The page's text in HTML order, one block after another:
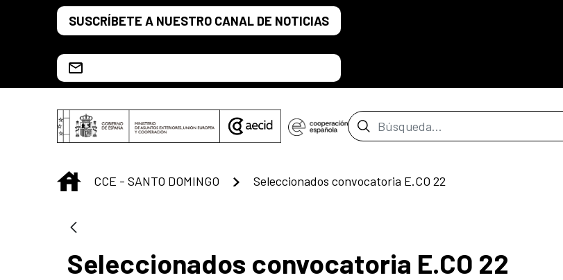
Saltar al contenido principal
SUSCRÍBETE A NUESTRO CANAL DE NOTICIAS
Barra de búsqueda
INICIO
CCE - SANTO DOMINGO Seleccionados convocatoria E.CO 22
Seleccionados convocatoria E.CO 22